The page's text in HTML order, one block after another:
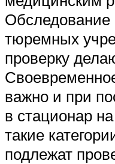
Обследование
тюремных
проверку
важно и при
в стационар
такие
подлежат